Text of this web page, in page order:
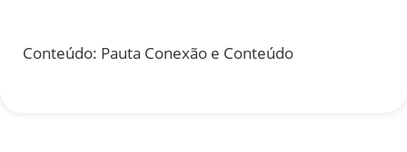
Conteúdo: Pauta Conexão e Conteúdo